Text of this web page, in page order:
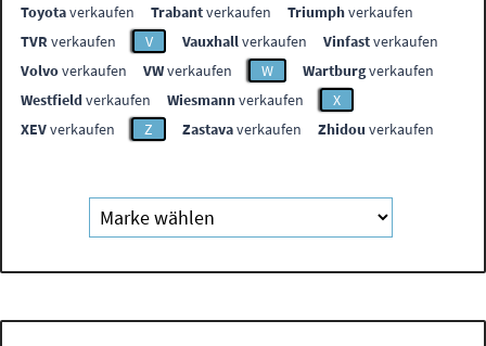
Toyotaverkaufen Trabantverkaufen Triumphverkaufen
TVR verkaufen V Vauxhallverkaufen Vinfastverkaufen
Volvoverkaufen VWverkaufen W Wartburgverkaufen
Westfieldverkaufen Wiesmannverkaufen
X
XEVverkaufen Z Zastavaverkaufen Zhidou verkaufen